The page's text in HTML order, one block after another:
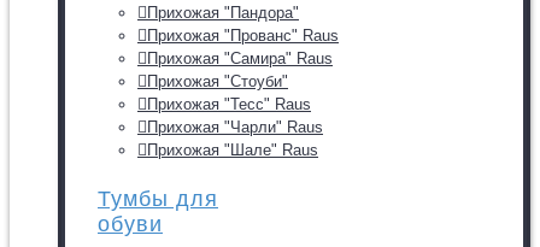
Прихожая "Пандора"
Прихожая "Прованс" Raus
Прихожая "Самира" Raus
Прихожая "Стоуби"
Прихожая "Тесс" Raus
Прихожая "Чарли" Raus
Прихожая "Шале" Raus
Тумбы для
обуви